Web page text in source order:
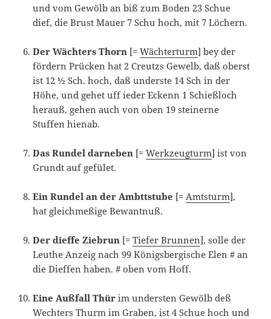
und vom Gewölb an biß zum Boden 23 Schue
dief, die Brust Mauer 7 Schu hoch, mit 7 Löchern.
Der Wächters Thorn [=Wächterturm] bey der
fördern Prücken hat 2 Creutzs Gewelb, daß oberst
ist 12 ½ Sch. hoch, daß underste 14 Sch in der
Höhe, und gehet uff ieder Eckenn 1 Schießloch
herauß, gehen auch von oben 19 steinerne
Stuffen hienab.
Das Rundel darneben [=Werkzeugturm] ist von
Grundt auf gefület.
Ein Rundel an der Ambttstube [= Amtsturm],
hat gleichmeßige Bewantnuß.
Der dieffe Ziebrun [=Tiefer Brunnen], solle der
Leuthe Anzeig nach 99 Königsbergische Elen # an
die Dieffen haben. # oben vom Hoff.
Eine Außfall Thür im understen Gewölb deß
Wechters Thurm im Graben, ist 4 Schue hoch und